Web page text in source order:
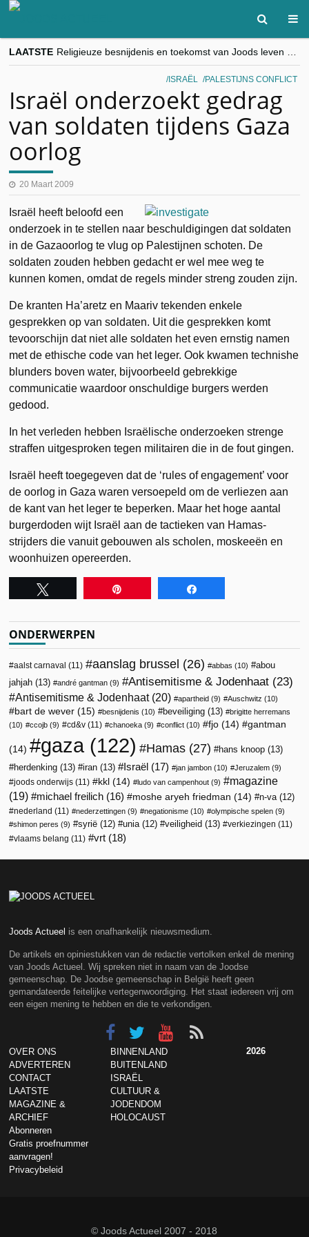
LAATSTE
“Besnijdenisdebat toont hoe moeilijk seculiere Westen minderheden begrijpt”, Jinnih Beels (Vooruit)
CITYTRIP | ROEMENIË – Boekarest: de verrassing van Oost-Europa
ISRAËL PALESTIJNS CONFLICT
Israël onderzoekt gedrag
van soldaten tijdens Gaza
oorlog
20 Maart 2009
Israël heeft beloofd een
onderzoek in te stellen naar beschuldigingen dat soldaten
in de Gazaoorlog te vlug op Palestijnen schoten. De
soldaten zouden hebben gedacht er wel mee weg te
kunnen komen, omdat de regels minder streng zouden zijn.
De kranten Ha’aretz en Maariv tekenden enkele
gesprekken op van soldaten. Uit die gesprekken komt
tevoorschijn dat niet alle soldaten het even ernstig namen
met de ethische code van het leger. Ook kwamen technishe
blunders boven water, bijvoorbeeld gebrekkige
communicatie waardoor onschuldige burgers werden
gedood.
In het verleden hebben Israëlische onderzoeken strenge
straffen uitgesproken tegen militairen die in de fout gingen.
Israël heeft toegegeven dat de ‘rules of engagement’ voor
de oorlog in Gaza waren versoepeld om de verliezen aan
de kant van het leger te beperken. Maar het hoge aantal
burgerdoden wijt Israël aan de tactieken van Hamas-
strijders die vanuit gebouwen als scholen, moskeeën en
woonhuizen opereerden.
ONDERWERPEN
aalst carnaval (11) aanslag brussel (26) abbas (10)
abou
jahjah (13) andré gantman (9) Antisemitisme & Jodenhaat (23)
Antisemitisme & Jodenhaat(20) apartheid (9) Auschwitz (10)
bart de wever (15) besnijdenis (10) beveiliging (13)
brigitte herremans
(10)
ccojb (9) cd&v (11) chanoeka (9) conflict (10) fjo (14) gantman
(14) gaza (122) Hamas (27) hans knoop (13)
herdenking (13) iran (13) Israël (17) jan jambon (10) Jeruzalem (9)
joods onderwijs (11) kkl (14) ludo van campenhout (9)
magazine
(19)
michael freilich (16) moshe aryeh friedman (14) n-va (12)
nederland (11) nederzettingen (9) negationisme (10) olympische spelen (9)
shimon peres (9) syrië (12) unia (12) veiligheid (13) verkiezingen (11)
vlaams belang (11) vrt (18)
Joods Actueel is een onafhankelijk nieuwsmedium.
De artikels en opiniestukken van de redactie vertolken enkel de mening
van Joods Actueel. Wij spreken niet in naam van de Joodse
gemeenschap. De Joodse gemeenschap in België heeft geen
gemandateerde feitelijke vertegenwoordiging. Het staat iedereen vrij om
een eigen mening te hebben en die te verkondigen.
OVER ONS
ADVERTEREN
CONTACT
LAATSTE
MAGAZINE &
ARCHIEF
Abonneren
Gratis proefnummer
aanvragen!
Privacybeleid
BINNENLAND
BUITENLAND
ISRAËL
CULTUUR &
JODENDOM
HOLOCAUST
2026
© Joods Actueel 2007 - 2018